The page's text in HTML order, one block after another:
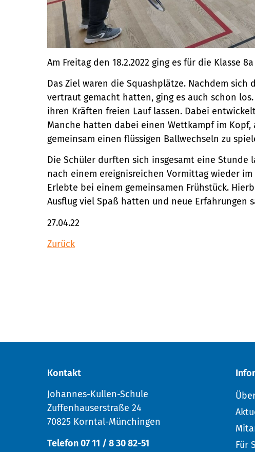
Am Freitag den 18.2.2022 ging es für die Klasse
Das Ziel waren die Squashplätze. Nachdem
vertraut gemacht hatten, ging es auch schon
ihren Kräften freien Lauf lassen. Dabei
Manche hatten dabei einen Wettkampf im
gemeinsam einen flüssigen Ballwechseln zu
Die Schüler durften sich insgesamt eine
nach einem ereignisreichen Vormittag wieder
Erlebte bei einem gemeinsamen Frühstück.
Ausflug viel Spaß hatten und neue Erfahrungen
27.04.22
Zurück
Kontakt
Johannes-Kullen-Schule
Zuffenhauserstraße 24
70825 Korntal-Münchingen
Telefon 07 11 / 8 30 82-51
Für